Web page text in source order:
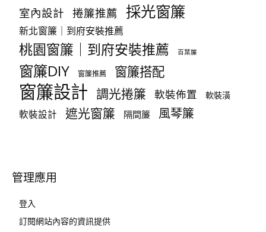
室內設計 捲簾推薦 採光窗簾
新北窗簾｜到府安裝推薦
桃園窗簾｜到府安裝推薦 百葉簾
窗簾DIY 窗簾推薦 窗簾搭配
窗簾設計 調光捲簾 軟裝佈置 軟裝潢
軟裝設計 遮光窗簾 隔間簾 風琴簾
管理應用
登入
訂閱網站內容的資訊提供